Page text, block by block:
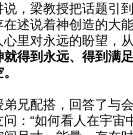
，梁教授把话题引
述说着神创造的大
心里对永远的盼望，
就得到永远、得到满
兄配搭，回答了与
：“如何看人在宇宙